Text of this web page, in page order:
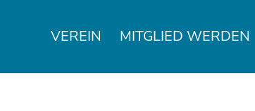
VEREIN MITGLIED WERDEN